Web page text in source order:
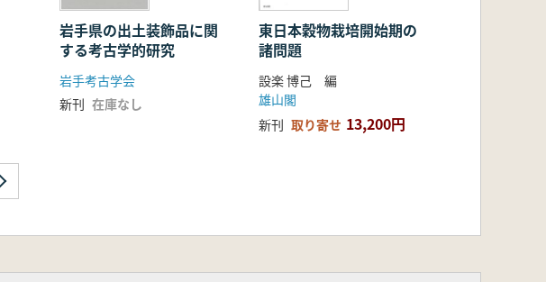
岩手県の出土装飾品に関
する考古学的研究
岩手考古学会
新刊 在庫なし
東日本穀物栽培開始期の
諸問題
設楽 博己 編
雄山閣
新刊 取り寄せ 13,200円